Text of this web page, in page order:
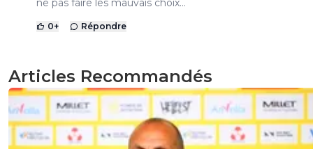
ne pas faire les mauvais choix...
0+ Répondre
Articles Recommandés